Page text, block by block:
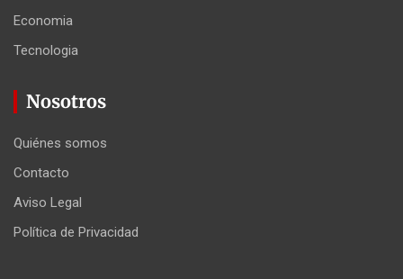
Economia
Tecnologia
Nosotros
Quiénes somos
Contacto
Aviso Legal
Política de Privacidad